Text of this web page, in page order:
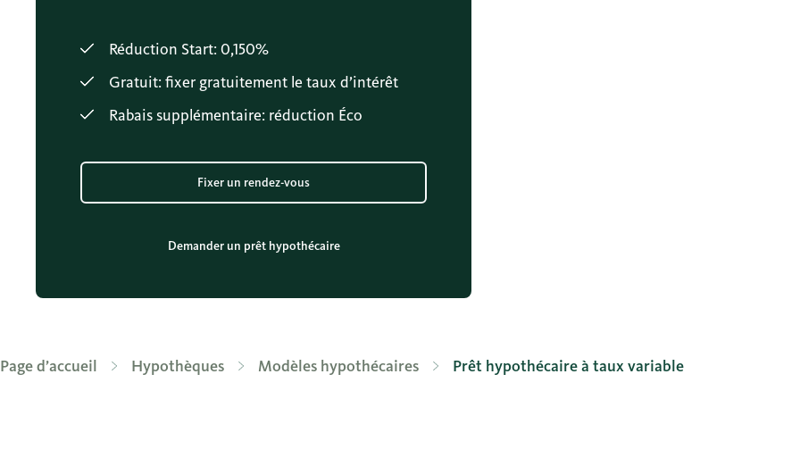
Réduction Start: 0,150%
Gratuit: fixer gratuitement le taux d’intérêt
Rabais supplémentaire: réduction Éco
Fixer un rendez-vous
Demander un prêt hypothécaire
Page d’accueil Hypothèques Modèles hypothécaires Prêt hypothécaire à taux variable